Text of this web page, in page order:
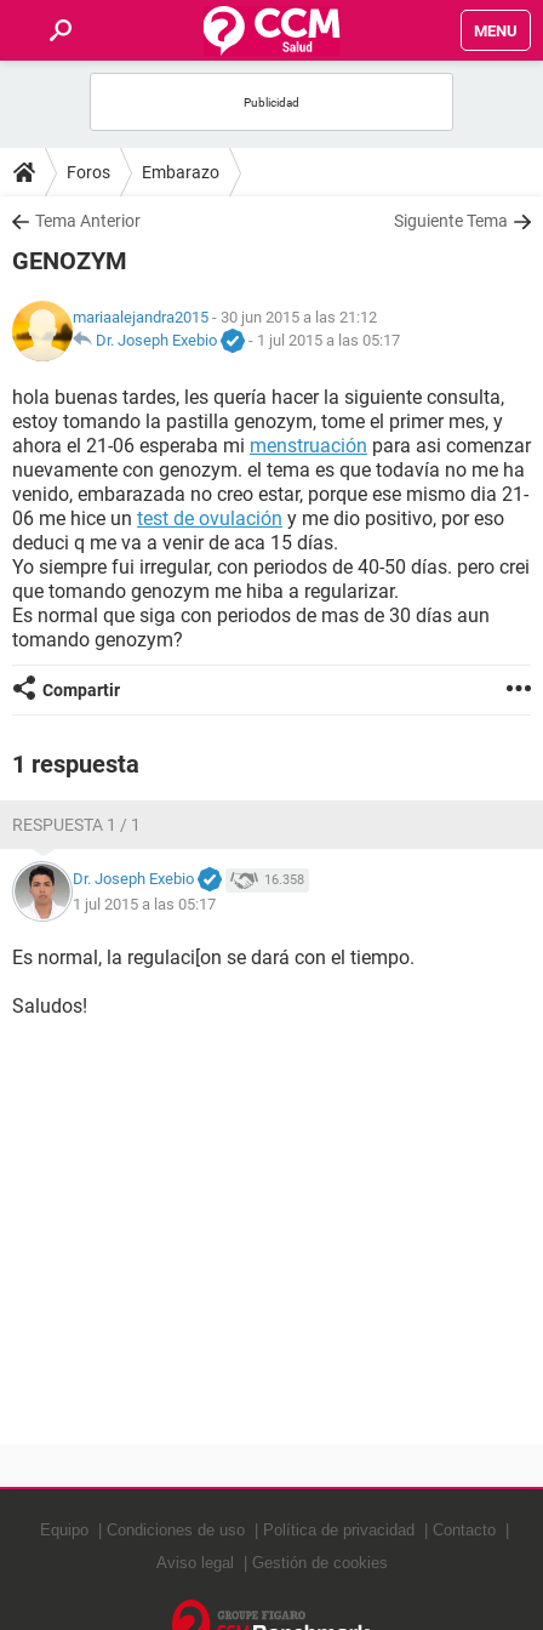
MENU
FOROS
SALUD
NUTRICIÓN
BIENESTAR
SEXUALIDAD
GLOSARIO
Foros Embarazo
Tema Anterior Siguiente Tema
GENOZYM
mariaalejandra2015 - 30 jun 2015 a las 21:12
Dr. Joseph Exebio
- 1 jul 2015 a las 05:17
hola buenas tardes, les quería hacer la siguiente consulta,
estoy tomando la pastilla genozym, tome el primer mes, y
ahora el 21-06 esperaba mi menstruación para asi comenzar
nuevamente con genozym. el tema es que todavía no me ha
venido, embarazada no creo estar, porque ese mismo dia 21-
06 me hice un test de ovulación y me dio positivo, por eso
deduci q me va a venir de aca 15 días.
Yo siempre fui irregular, con periodos de 40-50 días. pero crei
que tomando genozym me hiba a regularizar.
Es normal que siga con periodos de mas de 30 días aun
tomando genozym?
Compartir
1 respuesta
RESPUESTA 1 / 1
Dr. Joseph Exebio 16.358
1 jul 2015 a las 05:17
Es normal, la regulaci[on se dará con el tiempo.
Saludos!
Equipo Condiciones de uso Política de privacidad
Contacto
Aviso legal
Gestión de cookies